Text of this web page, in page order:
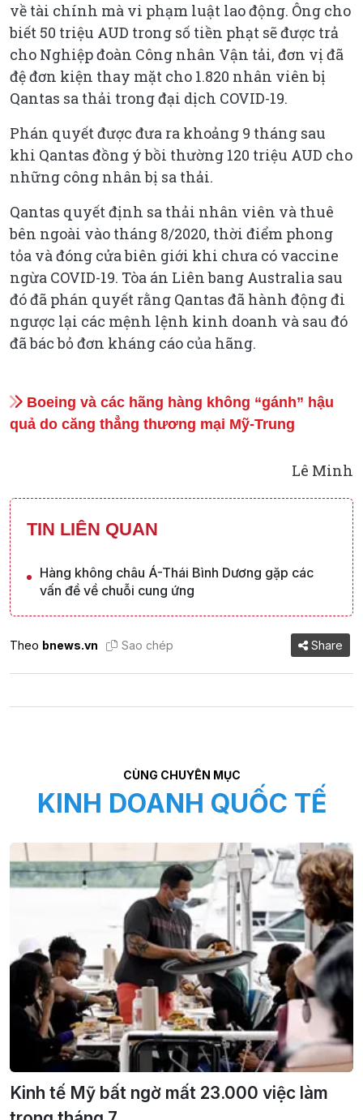
về tài chính mà vi phạm luật lao động. Ông cho
biết 50 triệu AUD trong số tiền phạt sẽ được trả
cho Nghiệp đoàn Công nhân Vận tải, đơn vị đã
đệ đơn kiện thay mặt cho 1.820 nhân viên bị
Qantas sa thải trong đại dịch COVID-19.
Phán quyết được đưa ra khoảng 9 tháng sau
khi Qantas đồng ý bồi thường 120 triệu AUD cho
những công nhân bị sa thải.
Qantas quyết định sa thải nhân viên và thuê
bên ngoài vào tháng 8/2020, thời điểm phong
tỏa và đóng cửa biên giới khi chưa có vaccine
ngừa COVID-19. Tòa án Liên bang Australia sau
đó đã phán quyết rằng Qantas đã hành động đi
ngược lại các mệnh lệnh kinh doanh và sau đó
đã bác bỏ đơn kháng cáo của hãng.
Boeing và các hãng hàng không “gánh” hậu
quả do căng thẳng thương mại Mỹ-Trung
Lê Minh
TIN LIÊN QUAN
Hàng không châu Á-Thái Bình Dương gặp các
vấn đề về chuỗi cung ứng
Theo bnews.vn Sao chép Share
CÙNG CHUYÊN MỤC
KINH DOANH QUỐC TẾ
Kinh tế Mỹ bất ngờ mất 23.000 việc làm